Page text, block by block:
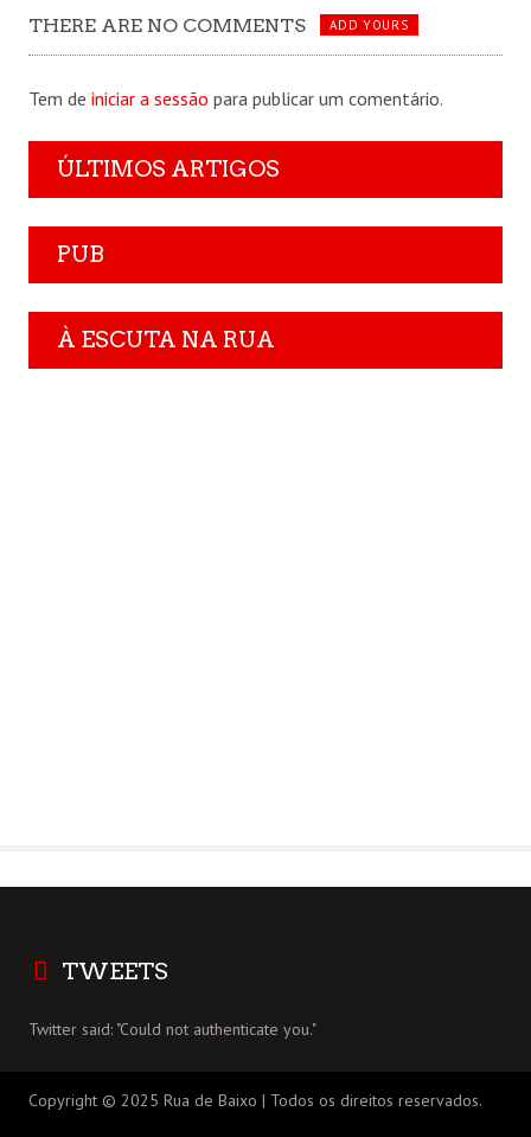
THERE ARE NO COMMENTS ADD YOURS
Tem de iniciar a sessão para publicar um comentário.
ÚLTIMOS ARTIGOS
PUB
À ESCUTA NA RUA
TWEETS
Twitter said: "Could not authenticate you."
Copyright © 2025 Rua de Baixo | Todos os direitos reservados.